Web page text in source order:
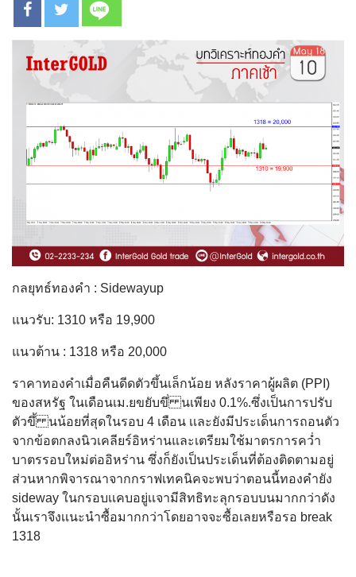
กลยุทธ์ทองคำ : Sidewayup
แนวรับ: 1310 หรือ 19,900
แนวต้าน : 1318 หรือ 20,000
ราคาทองคำเมื่อคืนดีดตัวขึ้นเล็กน้อย หลังราคาผู้ผลิต (PPI)
ของสหรัฐ ในเดือนเม.ยขยับขึ่ นเพียง 0.1%.ซึ่งเป็นการปรับ
ตัวขึ้ นน้อยที่สุดในรอบ 4 เดือน เเละยังมีประเด็นการถอนตัว
จากข้อตกลงนิวเคลียร์อิหร่านและเตรียมใช้มาตรการคว่ำ
บาตรรอบใหม่ต่ออิหร่าน ซึ่งก็ยังเป็นประเด็นที่ต้องติดตามอยู่
ส่วนหากพิจารณาจากกราฟเทคนิคจะพบว่าตอนนี้ทองคำยัง
sideway ในกรอบเเคบอยู่เเจามีสิทธิทะลุกรอบบนมากกว่าดัง
นั้นเราจึงเเนะนำซื้อมากกว่าโดยอาจจะซื้อเลยหรือรอ break
1318